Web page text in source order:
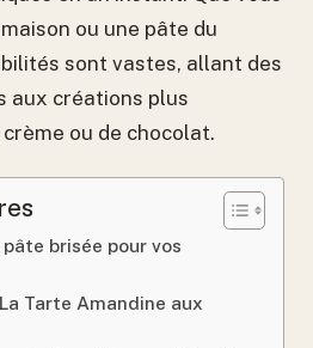
ou une pâte du
sont vastes, allant des
aux créations plus
ou de chocolat.
brisée pour vos
Tarte Amandine aux